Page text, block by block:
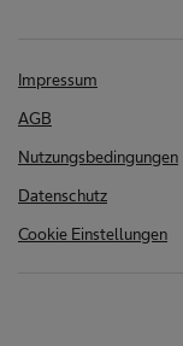
Impressum
AGB
Nutzungsbedingungen
Datenschutz
Cookie Einstellungen